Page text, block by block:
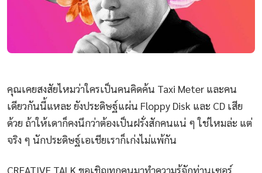
คุณเคยสงสัยไหมว่าใครเป็นคนคิดค้น Taxi Meter และคน
เดียวกันนี้แหละ ยังประดิษฐ์แผ่น Floppy Disk และ CD เสีย
ด้วย ถ้าให้เดาก็คงนึกว่าต้องเป็นฝรั่งสักคนแน่ ๆ ใช่ไหมล่ะ แต่
จริง ๆ นักประดิษฐ์เอเชียเราก็เก่งไม่แพ้กัน
CREATIVE TALK ขอเชิญทุกคนมาทำความรู้จักท่านเซอร์